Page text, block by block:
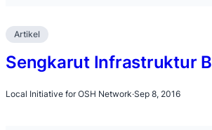
Artikel
Sengkarut Infrastruktur
Local Initiative for OSH Network·Sep 8, 2016